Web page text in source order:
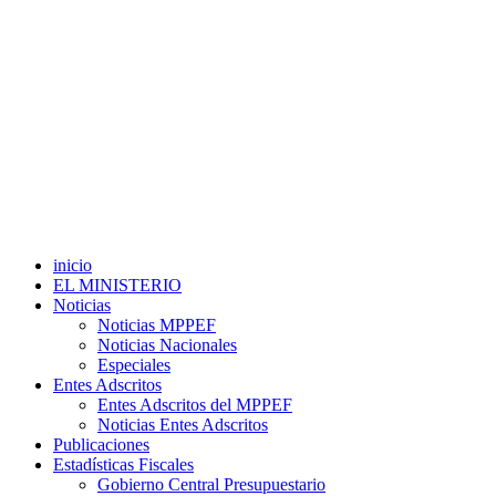
inicio
EL MINISTERIO
Noticias
Noticias MPPEF
Noticias Nacionales
Especiales
Entes Adscritos
Entes Adscritos del MPPEF
Noticias Entes Adscritos
Publicaciones
Estadísticas Fiscales
Gobierno Central Presupuestario